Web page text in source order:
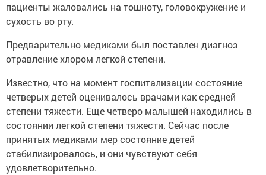
пациенты жаловались на тошноту, головокружение и
сухость во рту.
Предварительно медиками был поставлен диагноз
отравление хлором легкой степени.
Известно, что на момент госпитализации состояние
четверых детей оценивалось врачами как средней
степени тяжести. Еще четверо малышей находились в
состоянии легкой степени тяжести. Сейчас после
принятых медиками мер состояние детей
стабилизировалось, и они чувствуют себя
удовлетворительно.